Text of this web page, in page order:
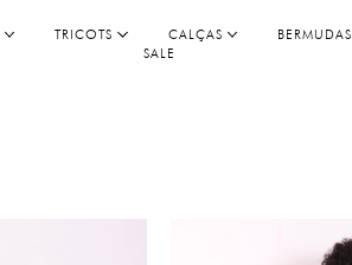
TRICOTS CALÇAS BERMUDAS
SALE